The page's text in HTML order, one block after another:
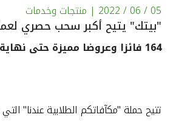
05 / 06 / 2022 | منتجات وخدمات
"بيتك" يتيح أكبر سحب حصري لعملاء
164 فائزا وعروضا مميزة حتى نهاية العام
تتيح حملة "مكآفاتكم الطلابية عندنا" التي يوفرها بيت